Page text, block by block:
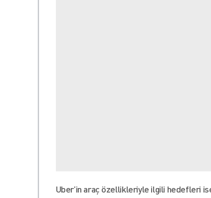
Uber’in araç özellikleriyle ilgili hedefleri